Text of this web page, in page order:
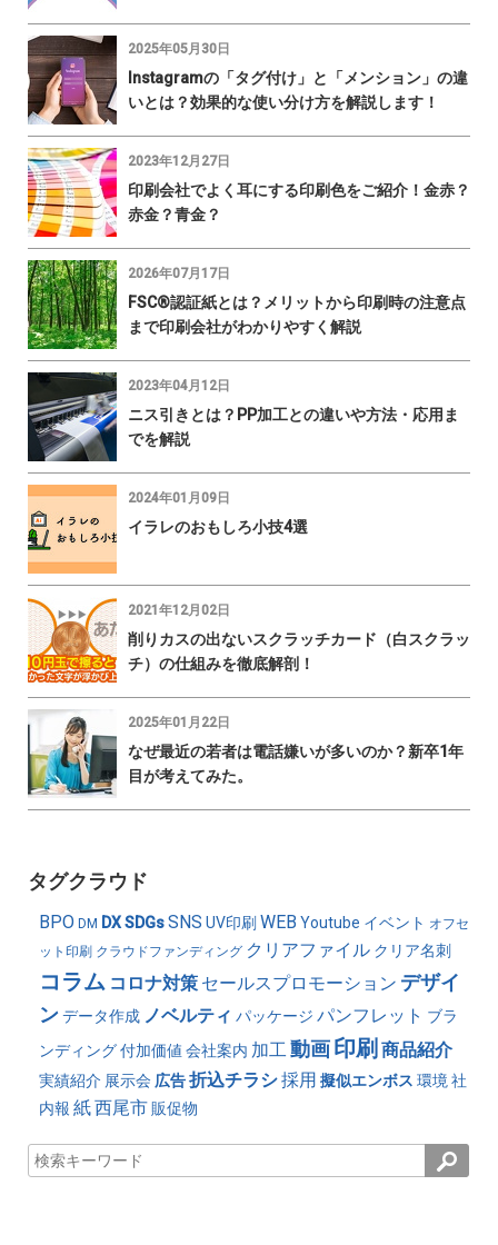
2025年05月30日
Instagramの「タグ付け」と「メンション」の違
いとは？効果的な使い分け方を解説します！
2023年12月27日
印刷会社でよく耳にする印刷色をご紹介！金赤？
赤金？青金？
2026年07月17日
FSC®認証紙とは？メリットから印刷時の注意点
まで印刷会社がわかりやすく解説
2023年04月12日
ニス引きとは？PP加工との違いや方法・応用ま
でを解説
2024年01月09日
イラレのおもしろ小技4選
2021年12月02日
削りカスの出ないスクラッチカード（白スクラッ
チ）の仕組みを徹底解剖！
2025年01月22日
なぜ最近の若者は電話嫌いが多いのか？新卒1年
目が考えてみた。
タグクラウド
BPO DM DXSDGsSNS UV印刷 WEB Youtube イベント オフセ
ット印刷 クラウドファンディング クリアファイル クリア名刺
コラム コロナ対策 セールスプロモーション デザイ
ンデータ作成 ノベルティ パッケージ パンフレット ブラ
ンディング付加価値 会社案内 加工動画印刷 商品紹介
実績紹介 展示会 広告折込チラシ採用 擬似エンボス 環境 社
内報 紙西尾市 販促物